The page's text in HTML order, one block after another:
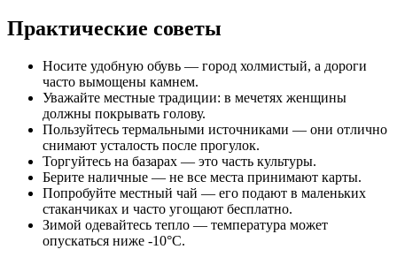
Практические советы
Носите удобную обувь — город холмистый, а дороги
часто вымощены камнем.
Уважайте местные традиции: в мечетях женщины
должны покрывать голову.
Пользуйтесь термальными источниками — они отлично
снимают усталость после прогулок.
Торгуйтесь на базарах — это часть культуры.
Берите наличные — не все места принимают карты.
Попробуйте местный чай — его подают в маленьких
стаканчиках и часто угощают бесплатно.
Зимой одевайтесь тепло — температура может
опускаться ниже -10°C.